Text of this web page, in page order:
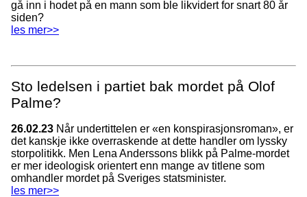
gå inn i hodet på en mann som ble likvidert for snart 80 år
siden?
les mer>>
Sto ledelsen i partiet bak mordet på Olof
Palme?
26.02.23 Når undertittelen er «en konspirasjonsroman», er
det kanskje ikke overraskende at dette handler om lyssky
storpolitikk. Men Lena Anderssons blikk på Palme-mordet
er mer ideologisk orientert enn mange av titlene som
omhandler mordet på Sveriges statsminister.
les mer>>